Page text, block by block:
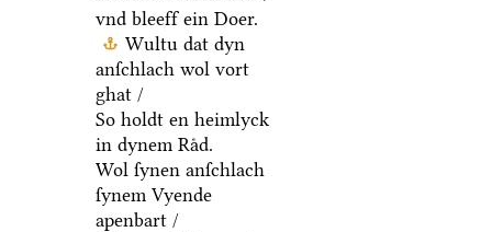
vnd bleeff ein Doer.
Wultu dat dyn
anſchlach wol vort
ghat /
So holdt en heimlyck
in dynem Raͤd.
Wol ſynen anſchlach
ſynem Vyende
apenbart /